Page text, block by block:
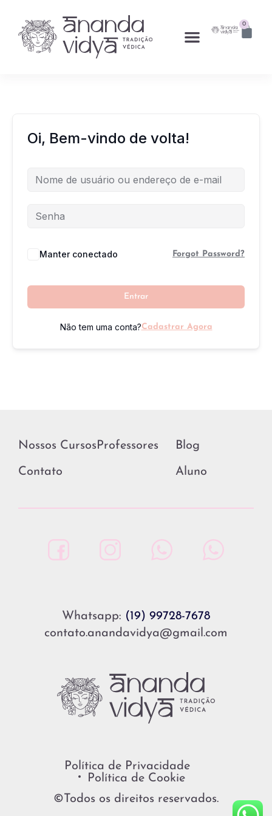
0
Oi, Bem-vindo de volta!
Manter conectado Forgot Password?
Entrar
Não tem uma conta?Cadastrar Agora
Whatsapp: (19) 99728-7678
contato.anandavidya@gmail.com
Política de Privacidade
Política de Cookie
©Todos os direitos reservados.
Nossos CursosProfessores Blog
Contato Aluno